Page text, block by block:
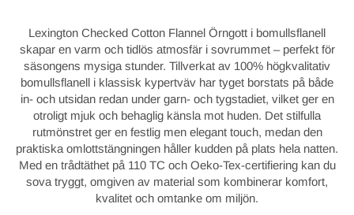
Lexington Checked Cotton Flannel Örngott i bomullsflanell
skapar en varm och tidlös atmosfär i sovrummet – perfekt för
säsongens mysiga stunder. Tillverkat av 100% högkvalitativ
bomullsflanell i klassisk kypertväv har tyget borstats på både
in- och utsidan redan under garn- och tygstadiet, vilket ger en
otroligt mjuk och behaglig känsla mot huden. Det stilfulla
rutmönstret ger en festlig men elegant touch, medan den
praktiska omlottstängningen håller kudden på plats hela natten.
Med en trådtäthet på 110 TC och Oeko-Tex-certifiering kan du
sova tryggt, omgiven av material som kombinerar komfort,
kvalitet och omtanke om miljön.